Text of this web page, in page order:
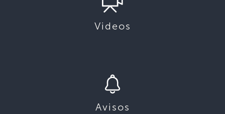
Videos
Avisos